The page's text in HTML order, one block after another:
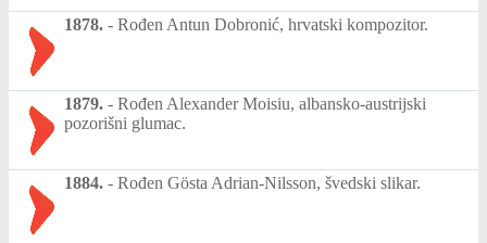
1878. - Rođen Antun Dobronić, hrvatski kompozitor.
1879. - Rođen Alexander Moisiu, albansko-austrijski
pozorišni glumac.
1884. - Rođen Gösta Adrian-Nilsson, švedski slikar.